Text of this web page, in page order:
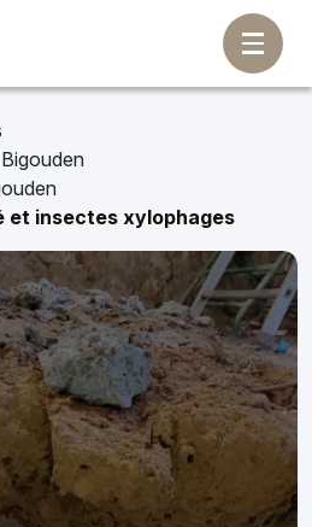
et insectes xylophages